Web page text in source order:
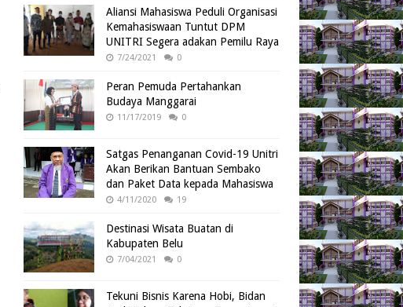
Aliansi Mahasiswa Peduli Organisasi
Kemahasiswaan Tuntut DPM
UNITRI Segera adakan Pemilu Raya
7/24/2021 0
Peran Pemuda Pertahankan
Budaya Manggarai
11/17/2019 0
Satgas Penanganan Covid-19 Unitri
Akan Berikan Bantuan Sembako
dan Paket Data kepada Mahasiswa
4/11/2020 19
Destinasi Wisata Buatan di
Kabupaten Belu
7/04/2021 0
Tekuni Bisnis Karena Hobi, Bidan